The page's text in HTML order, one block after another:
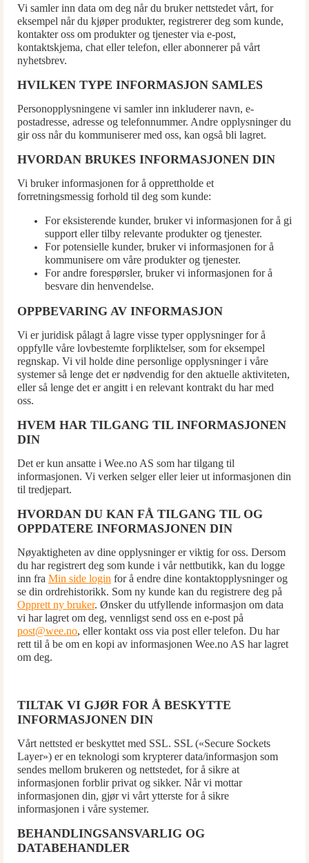
Lagertømming
Aktuelt
Kundeservice
Vi samler inn data om deg når du bruker nettstedet vårt, for
eksempel når du kjøper produkter, registrerer deg som kunde,
kontakter oss om produkter og tjenester via e-post,
kontaktskjema, chat eller telefon, eller abonnerer på vårt
nyhetsbrev.
HVILKEN TYPE INFORMASJON SAMLES
Personopplysningene vi samler inn inkluderer navn, e-
postadresse, adresse og telefonnummer. Andre opplysninger du
gir oss når du kommuniserer med oss, kan også bli lagret.
HVORDAN BRUKES INFORMASJONEN DIN
Vi bruker informasjonen for å opprettholde et
forretningsmessig forhold til deg som kunde:
For eksisterende kunder, bruker vi informasjonen for å gi
support eller tilby relevante produkter og tjenester.
For potensielle kunder, bruker vi informasjonen for å
kommunisere om våre produkter og tjenester.
For andre forespørsler, bruker vi informasjonen for å
besvare din henvendelse.
OPPBEVARING AV INFORMASJON
Vi er juridisk pålagt å lagre visse typer opplysninger for å
oppfylle våre lovbestemte forpliktelser, som for eksempel
regnskap. Vi vil holde dine personlige opplysninger i våre
systemer så lenge det er nødvendig for den aktuelle aktiviteten,
eller så lenge det er angitt i en relevant kontrakt du har med
oss.
HVEM HAR TILGANG TIL INFORMASJONEN
DIN
Det er kun ansatte i Wee.no AS som har tilgang til
informasjonen. Vi verken selger eller leier ut informasjonen din
til tredjepart.
HVORDAN DU KAN FÅ TILGANG TIL OG
OPPDATERE INFORMASJONEN DIN
Nøyaktigheten av dine opplysninger er viktig for oss. Dersom
du har registrert deg som kunde i vår nettbutikk, kan du logge
inn fra Min side login for å endre dine kontaktopplysninger og
se din ordrehistorikk. Som ny kunde kan du registrere deg på
Opprett ny bruker. Ønsker du utfyllende informasjon om data
vi har lagret om deg, vennligst send oss en e-post på
post@wee.no, eller kontakt oss via post eller telefon. Du har
rett til å be om en kopi av informasjonen Wee.no AS har lagret
om deg.
TILTAK VI GJØR FOR Å BESKYTTE
INFORMASJONEN DIN
Vårt nettsted er beskyttet med SSL. SSL («Secure Sockets
Layer») er en teknologi som krypterer data/informasjon som
sendes mellom brukeren og nettstedet, for å sikre at
informasjonen forblir privat og sikker. Når vi mottar
informasjonen din, gjør vi vårt ytterste for å sikre
informasjonen i våre systemer.
BEHANDLINGSANSVARLIG OG
DATABEHANDLER